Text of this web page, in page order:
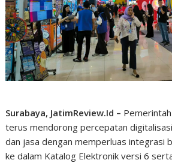
Surabaya, JatimReview.Id –
terus mendorong percepatan
dan jasa dengan memperluas integrasi
ke dalam Katalog Elektronik versi 6